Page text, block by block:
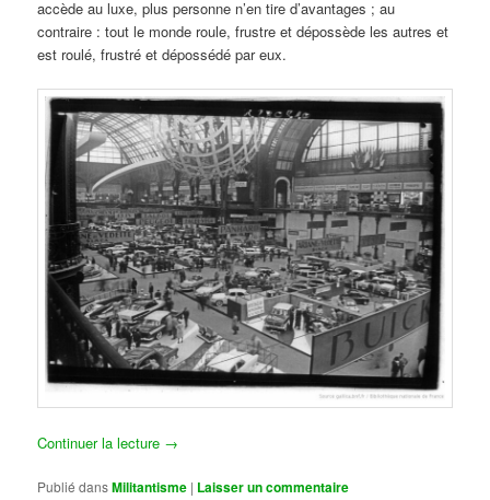
accède au luxe, plus personne n’en tire d’avantages ; au
contraire : tout le monde roule, frustre et dépossède les autres et
est roulé, frustré et dépossédé par eux.
Continuer la lecture →
Publié dansMilitantisme | Laisser un commentaire